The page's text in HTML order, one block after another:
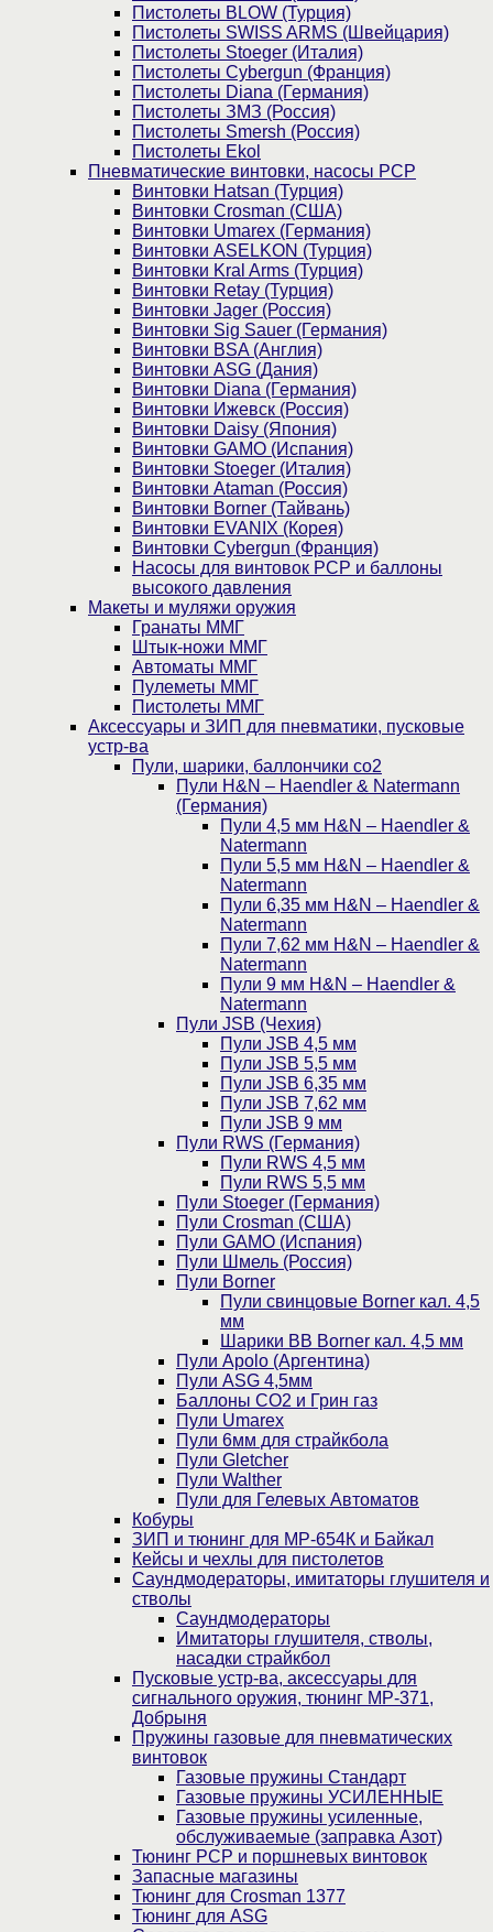
Пистолеты BLOW (Турция)
Пистолеты SWISS ARMS (Швейцария)
Пистолеты Stoeger (Италия)
Пистолеты Cybergun (Франция)
Пистолеты Diana (Германия)
Пистолеты ЗМЗ (Россия)
Пистолеты Smersh (Россия)
Пистолеты Ekol
Пневматические винтовки, насосы PCP
Винтовки Hatsan (Турция)
Винтовки Crosman (США)
Винтовки Umarex (Германия)
Винтовки ASELKON (Турция)
Винтовки Kral Arms (Турция)
Винтовки Retay (Турция)
Винтовки Jager (Россия)
Винтовки Sig Sauer (Германия)
Винтовки BSA (Англия)
Винтовки ASG (Дания)
Винтовки Diana (Германия)
Винтовки Ижевск (Россия)
Винтовки Daisy (Япония)
Винтовки GAMO (Испания)
Винтовки Stoeger (Италия)
Винтовки Ataman (Россия)
Винтовки Borner (Тайвань)
Винтовки EVANIX (Корея)
Винтовки Cybergun (Франция)
Насосы для винтовок PCP и баллоны
высокого давления
Макеты и муляжи оружия
Гранаты ММГ
Штык-ножи ММГ
Автоматы ММГ
Пулеметы ММГ
Пистолеты ММГ
Аксессуары и ЗИП для пневматики, пусковые
устр-ва
Пули, шарики, баллончики со2
Пули H&N – Haendler & Natermann
(Германия)
Пули 4,5 мм H&N – Haendler &
Natermann
Пули 5,5 мм H&N – Haendler &
Natermann
Пули 6,35 мм H&N – Haendler &
Natermann
Пули 7,62 мм H&N – Haendler &
Natermann
Пули 9 мм H&N – Haendler &
Natermann
Пули JSB (Чехия)
Пули JSB 4,5 мм
Пули JSB 5,5 мм
Пули JSB 6,35 мм
Пули JSB 7,62 мм
Пули JSB 9 мм
Пули RWS (Германия)
Пули RWS 4,5 мм
Пули RWS 5,5 мм
Пули Stoeger (Германия)
Пули Crosman (США)
Пули GAMO (Испания)
Пули Шмель (Россия)
Пули Borner
Пули свинцовые Borner кал. 4,5
мм
Шарики BB Borner кал. 4,5 мм
Пули Apolo (Аргентина)
Пули ASG 4,5мм
Баллоны CO2 и Грин газ
Пули Umarex
Пули 6мм для страйкбола
Пули Gletcher
Пули Walther
Пули для Гелевых Автоматов
Кобуры
ЗИП и тюнинг для МР-654К и Байкал
Кейсы и чехлы для пистолетов
Саундмодераторы, имитаторы глушителя и
стволы
Саундмодераторы
Имитаторы глушителя, стволы,
насадки страйкбол
Пусковые устр-ва, аксессуары для
сигнального оружия, тюнинг МР-371,
Добрыня
Пружины газовые для пневматических
винтовок
Газовые пружины Стандарт
Газовые пружины УСИЛЕННЫЕ
Газовые пружины усиленные,
обслуживаемые (заправка Азот)
Тюнинг PCP и поршневых винтовок
Запасные магазины
Тюнинг для Crosman 1377
Тюнинг для ASG